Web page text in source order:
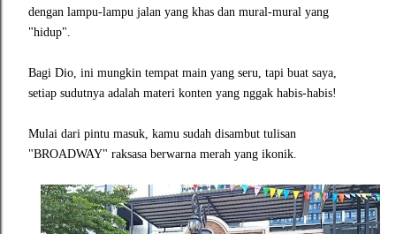
dengan lampu-lampu jalan yang khas dan mural-mural yang
"hidup".
Bagi Dio, ini mungkin tempat main yang seru, tapi buat saya,
setiap sudutnya adalah materi konten yang nggak habis-habis!
Mulai dari pintu masuk, kamu sudah disambut tulisan
"BROADWAY" raksasa berwarna merah yang ikonik.